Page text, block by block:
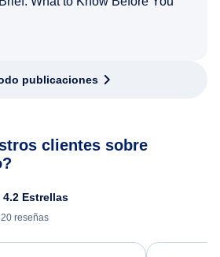
publicaciones
clientes sobre
4.2 Estrellas
reseñas